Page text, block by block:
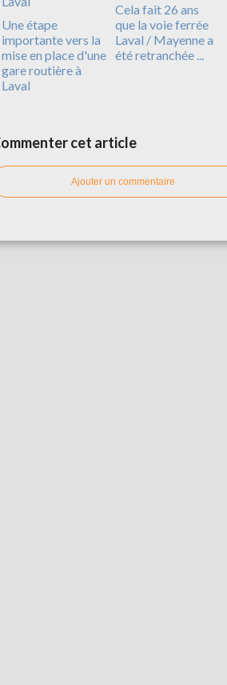
Une étape
importante vers la
mise en place d'une
gare routière à
Laval
Cela fait 26 ans
que la voie ferrée
Laval / Mayenne a
été retranchée ...
cet article
Ajouter un commentaire